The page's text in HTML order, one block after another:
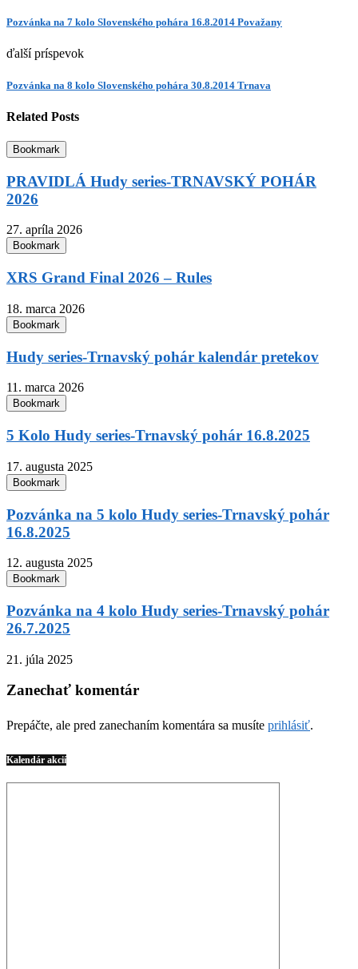
Pozvánka na 7 kolo Slovenského pohára 16.8.2014 Považany
ďalší príspevok
Pozvánka na 8 kolo Slovenského pohára 30.8.2014 Trnava
Related Posts
Bookmark
PRAVIDLÁ Hudy series-TRNAVSKÝ POHÁR
2026
27. apríla 2026
Bookmark
XRS Grand Final 2026 – Rules
18. marca 2026
Bookmark
Hudy series-Trnavský pohár kalendár pretekov
11. marca 2026
Bookmark
5 Kolo Hudy series-Trnavský pohár 16.8.2025
17. augusta 2025
Bookmark
Pozvánka na 5 kolo Hudy series-Trnavský pohár
16.8.2025
12. augusta 2025
Bookmark
Pozvánka na 4 kolo Hudy series-Trnavský pohár
26.7.2025
21. júla 2025
Zanechať komentár
Prepáčte, ale pred zanechaním komentára sa musíte prihlásiť.
Kalendár akcií